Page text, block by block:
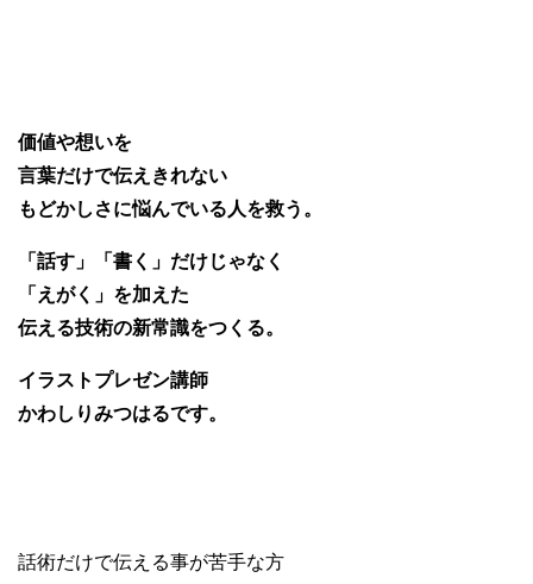
価値や想いを
言葉だけで伝えきれない
もどかしさに悩んでいる人を救う。
「話す」「書く」だけじゃなく
「えがく」を加えた
伝える技術の新常識をつくる。
イラストプレゼン講師
かわしりみつはるです。
話術だけで伝える事が苦手な方